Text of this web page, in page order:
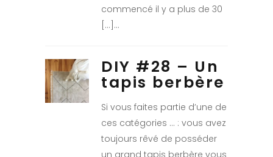
commencé il y a plus de 30
[…]
DIY #28 – Un
tapis berbère
Si vous faites partie d’une de
ces catégories … : vous avez
toujours rêvé de posséder
un grand tapis berbère vous